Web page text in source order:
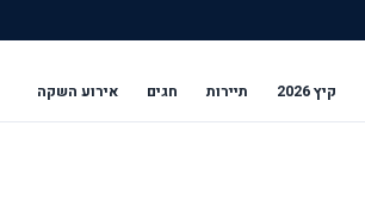
קיץ 2026 תיירות חגים אירוע השקה